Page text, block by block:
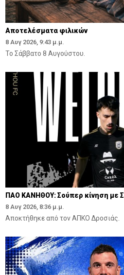
Αποτελέσματα φιλικών
8 Αυγ 2026, 9:43 μ.μ.
Το Σάββατο 8 Αυγούστου.
ΠΑΟ ΚΑΝΗΘΟΥ: Σούπερ κίνηση με
8 Αυγ 2026, 8:36 μ.μ.
Αποκτήθηκε από τον ΑΠΚΟ Δροσιάς.